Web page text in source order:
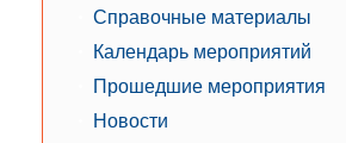
Справочные материалы
Календарь мероприятий
Прошедшие мероприятия
Новости